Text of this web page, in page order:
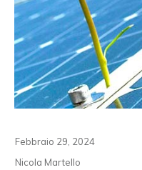
Febbraio 29, 2024
Nicola Martello